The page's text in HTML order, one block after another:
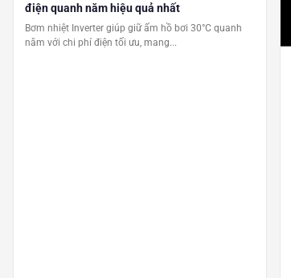
điện quanh năm hiệu quả nhất
Bơm nhiệt Inverter giúp giữ ấm hồ bơi 30°C quanh
năm với chi phí điện tối ưu, mang...